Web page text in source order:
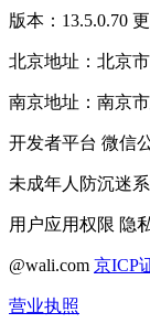
版本：13.5.0.70
北京地址：北京
南京地址：南京
开发者平台 微信
未成年人防沉迷
用户应用权限 隐
@wali.com 京ICP
营业执照